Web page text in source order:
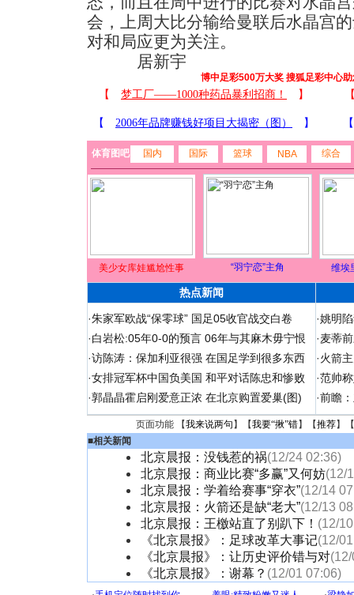
会，上周大比分输给曼联后水晶宫
对和局应更为关注。
居新宇
博中足彩500万大奖 搜狐足彩中心
体育图吧 国内 国际 篮球 NBA 综合
美少女库娃尴尬性事 “羽宁恋”主角 维埃
热点新闻
·朱家军欧战“保零球” 国足05收官战交白卷
·白岩松:05年0-0的预言 06年与其麻木毋宁恨
·访陈涛：保加利亚很强 在国足学到很多东西
·女排冠军杯中国负美国 和平对话陈忠和惨败
·郭晶晶霍启刚爱意正浓 在北京购置爱巢(图)
·姚明
·麦蒂
·火箭
·范帅
·前瞻
页面功能 【我来说两句 】【我要“揪”错】【推荐】
■相关新闻
北京晨报：没钱惹的祸(12/24 02:36)
北京晨报：商业比赛“多赢”又何妨(12/
北京晨报：学着给赛事“穿衣”(12/14
北京晨报：火箭还是缺“老大”(12/13
北京晨报：王檄站直了别趴下！ (12/
《北京晨报》：足球改革大事记(12/
《北京晨报》：让历史评价错与对
《北京晨报》：谢幕？ (12/01 07:06)